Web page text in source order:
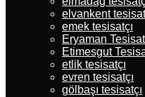
elvankent
emek tesisatçı
Eryaman
Etimesgut
etlik tesisatçı
evren tesisatçı
gölbaşı tesisatçı